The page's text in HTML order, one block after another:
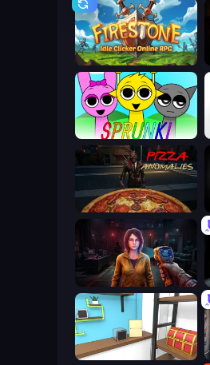
Firestone – Idle Clicker Online RPG
Sprunki
Pizza Anomalies
Survival Zone Zombie Outbreak
Game Cafe Escape